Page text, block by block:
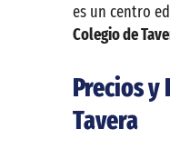
es un centro
Colegio de
Precios y
Tavera